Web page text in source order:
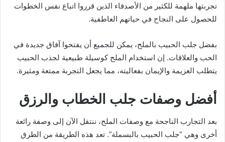
تجربتها ملهمة للكثير من الأصدقاء الذين قرروا اتباع نفس الخطوات
للحصول على النجاح في حياتهم العاطفية.
بفضل جلب الحبيب بالملح، يمكن للجميع أن يفتحوا آفاق جديدة في
الحب والعلاقات. إن استخدام الملح كوسيلة طبيعية لجذب الحبيب
يتطلب العزيمة والإيمان بفعاليته، مما يجعل التجربة ممتعة ومثيرة.
أفضل وصفات جلب الخطاب والرزق
بعد التجارب الناجحة مع وصفات الملح، ننتقل الآن إلى وصفة رائعة
أخرى وهي “جلب الحبيب بالبسملة”. تعد هذه الطريقة من الطرق